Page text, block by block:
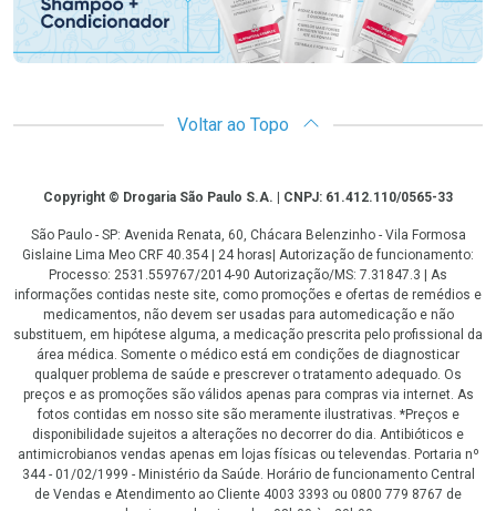
Voltar ao Topo
CopyrightCopyright © Drogaria São Paulo S.A. | CNPJ: 61.412.110/0565-33
São Paulo - SP: Avenida Renata, 60, Chácara Belenzinho - Vila Formosa
Gislaine Lima Meo CRF 40.354 | 24 horas| Autorização de funcionamento:
Processo: 2531.559767/2014-90 Autorização/MS: 7.31847.3 | As
informações contidas neste site, como promoções e ofertas de remédios e
medicamentos, não devem ser usadas para automedicação e não
substituem, em hipótese alguma, a medicação prescrita pelo profissional da
área médica. Somente o médico está em condições de diagnosticar
qualquer problema de saúde e prescrever o tratamento adequado. Os
preços e as promoções são válidos apenas para compras via internet. As
fotos contidas em nosso site são meramente ilustrativas. *Preços e
disponibilidade sujeitos a alterações no decorrer do dia. Antibióticos e
antimicrobianos vendas apenas em lojas físicas ou televendas. Portaria nº
344 - 01/02/1999 - Ministério da Saúde. Horário de funcionamento Central
de Vendas e Atendimento ao Cliente 4003 3393 ou 0800 779 8767 de